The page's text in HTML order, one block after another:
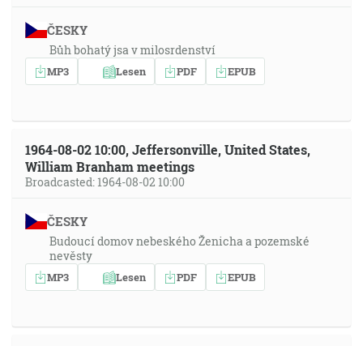
ČESKY
Bůh bohatý jsa v milosrdenství
MP3 Lesen PDF EPUB
1964-08-02 10:00, Jeffersonville, United States,
William Branham meetings
Broadcasted: 1964-08-02 10:00
ČESKY
Budoucí domov nebeského Ženicha a pozemské
nevěsty
MP3 Lesen PDF EPUB